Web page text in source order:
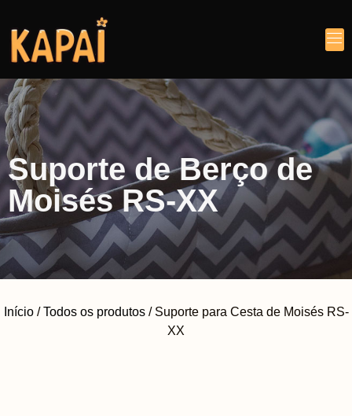
Suporte de Berço de
Moisés RS-XX
Início/Todos os produtos/ Suporte para Cesta de Moisés RS-
XX